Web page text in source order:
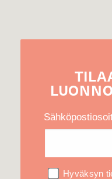
Hyväksyn